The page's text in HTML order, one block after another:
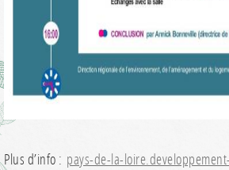
Plus d’info : pays-de-la-